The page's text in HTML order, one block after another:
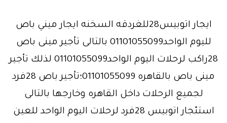
ايجار اتوبيس28للغردقه السخنه ايجار ميني باص
لليوم الواحد01101055099 بالتالى تأجير مينى باص
28راكب لرحلات اليوم الواحد01101055099 لذلك تأجير
مينى باص بالقاهره 01101055099؛تأجير باص 28فرد
لجميع الرحلات داخل القاهره وخارجها بالتالى
استئجار اتوبيس 28فرد لرحلات اليوم الواحد للعين